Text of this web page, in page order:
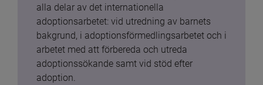
alla delar av det internationella
adoptionsarbetet: vid utredning av barnets
bakgrund, i adoptionsförmedlingsarbetet och i
arbetet med att förbereda och utreda
adoptionssökande samt vid stöd efter
adoption.